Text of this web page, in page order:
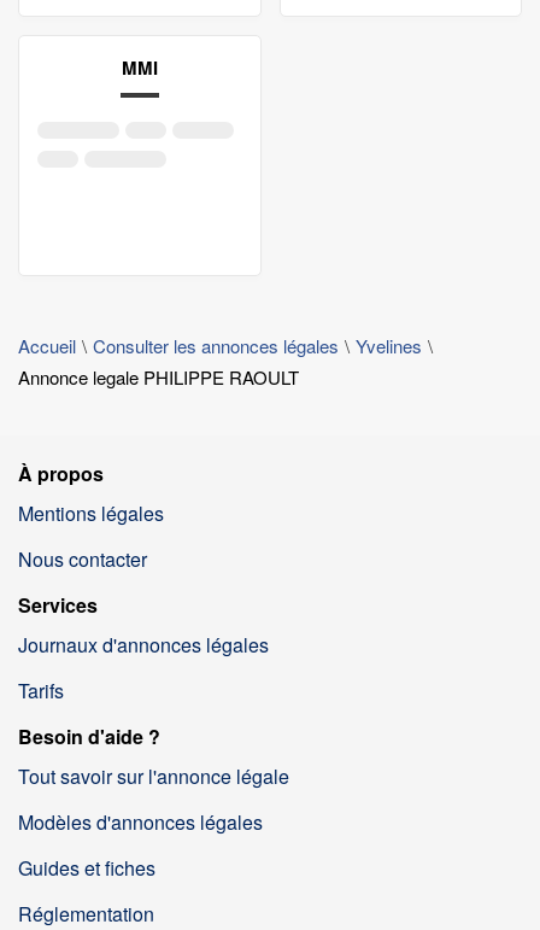
MMI
Accueil Consulter les annonces légales
Yvelines
Annonce legale PHILIPPE RAOULT
À propos
Mentions légales
Nous contacter
Services
Journaux d'annonces légales
Tarifs
Besoin d'aide ?
Tout savoir sur l'annonce légale
Modèles d'annonces légales
Guides et fiches
Réglementation